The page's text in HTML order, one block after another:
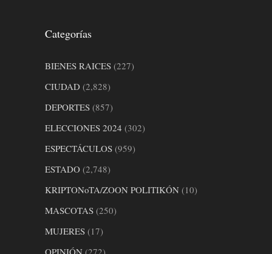
Categorías
BIENES RAICES (227)
CIUDAD (2,828)
DEPORTES (857)
ELECCIONES 2024 (302)
ESPECTÁCULOS (959)
ESTADO (2,748)
KRIPTONoTA/ZOON POLITIKÓN (10)
MASCOTAS (250)
MUJERES (17)
OPINIÓN (272)